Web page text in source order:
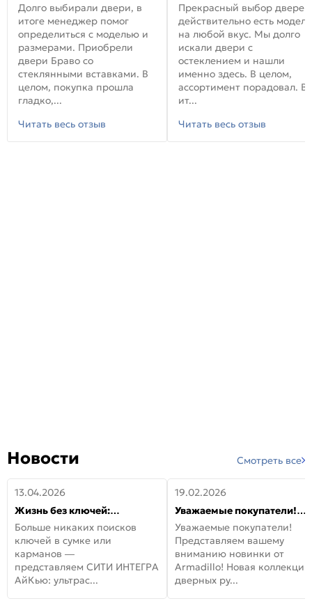
Долго выбирали двери, в
итоге менеджер помог
определиться с моделью и
размерами. Приобрели
двери Браво со
стеклянными вставками. В
целом, покупка прошла
гладко,...
Читать весь отзыв
Прекрасный выбор
действительно есть модели
на любой вкус. Мы долго
искали двери с
остеклением и нашли
именно здесь. В целом,
ассортимент порадовал. В
ит...
Читать весь отзыв
Новости Смотреть все
13.04.2026
Жизнь без ключей:
встречайте новую дверь
СИТИ ИНТЕГРА АйКью!
Больше никаких поисков
ключей в сумке или
карманов —
представляем СИТИ ИНТЕГРА
АйКью: ультрас...
19.02.2026
Уважаемые покупатели!
Представляем вашему
вниманию новинки от
Armadillo!
Уважаемые покупатели!
Представляем вашему
вниманию новинки от
Armadillo! Новая коллекция
дверных ру...